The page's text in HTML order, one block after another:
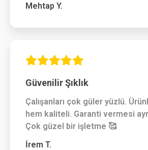
Mehtap Y.
Güvenilir Şıklık
Çalışanları çok güler yüzlü.
hem kaliteli. Garanti vermesi
Çok güzel bir işletme 🥰
İrem T.